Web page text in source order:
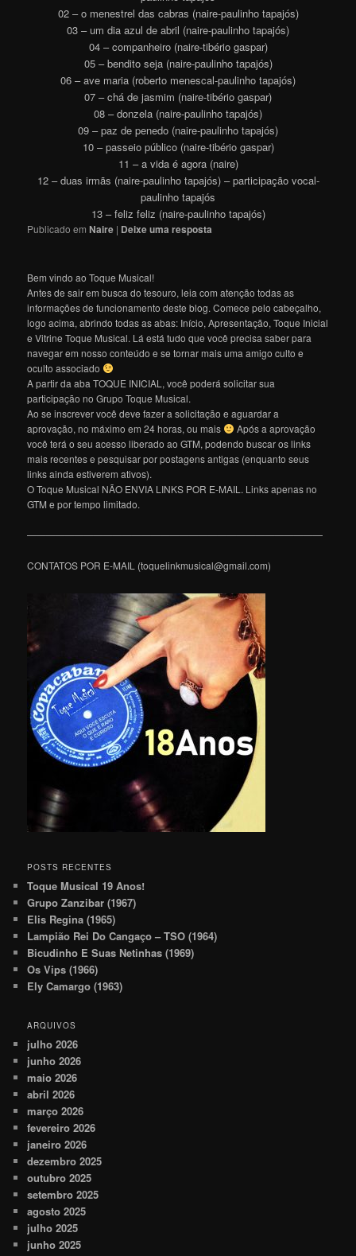
02 – o menestrel das cabras (naire-paulinho tapajós)
03 – um dia azul de abril (naire-paulinho tapajós)
04 – companheiro (naire-tibério gaspar)
05 – bendito seja (naire-paulinho tapajós)
06 – ave maria (roberto menescal-paulinho tapajós)
07 – chá de jasmim (naire-tibério gaspar)
08 – donzela (naire-paulinho tapajós)
09 – paz de penedo (naire-paulinho tapajós)
10 – passeio público (naire-tibério gaspar)
11 – a vida é agora (naire)
12 – duas irmãs (naire-paulinho tapajós) – participação vocal-
paulinho tapajós
13 – feliz feliz (naire-paulinho tapajós)
Publicado em Naire | Deixe uma resposta
Bem vindo ao Toque Musical!
Antes de sair em busca do tesouro, leia com atenção todas as
informações de funcionamento deste blog. Comece pelo cabeçalho,
logo acima, abrindo todas as abas: Início, Apresentação, Toque Inicial
e Vitrine Toque Musical. Lá está tudo que você precisa saber para
navegar em nosso conteúdo e se tornar mais uma amigo culto e
oculto associado
A partir da aba TOQUE INICIAL, você poderá solicitar sua
participação no Grupo Toque Musical.
Ao se inscrever você deve fazer a solicitação e aguardar a
aprovação, no máximo em 24 horas, ou mais
Após a aprovação
você terá o seu acesso liberado ao GTM, podendo buscar os links
mais recentes e pesquisar por postagens antigas (enquanto seus
links ainda estiverem ativos).
O Toque Musical NÃO ENVIA LINKS POR E-MAIL. Links apenas no
GTM e por tempo limitado.
———————————————————————————————
CONTATOS POR E-MAIL (toquelinkmusical@gmail.com)
POSTS RECENTES
Toque Musical 19 Anos!
Grupo Zanzibar (1967)
Elis Regina (1965)
Lampião Rei Do Cangaço – TSO (1964)
Bicudinho E Suas Netinhas (1969)
Os Vips (1966)
Ely Camargo (1963)
ARQUIVOS
julho 2026
junho 2026
maio 2026
abril 2026
março 2026
fevereiro 2026
janeiro 2026
dezembro 2025
outubro 2025
setembro 2025
agosto 2025
julho 2025
junho 2025